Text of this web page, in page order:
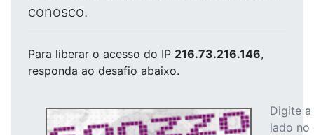
conosco.
Para liberar o acesso do IP 216.73.216.146,
responda ao desafio abaixo.
Digite
lado no